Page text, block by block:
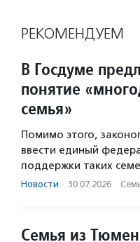
РЕКОМЕНДУЕМ
В Госдуме
понятие
семья»
Помимо этого,
ввести единый
поддержки таких
Новости · 30.07.2026 ·
Семья из